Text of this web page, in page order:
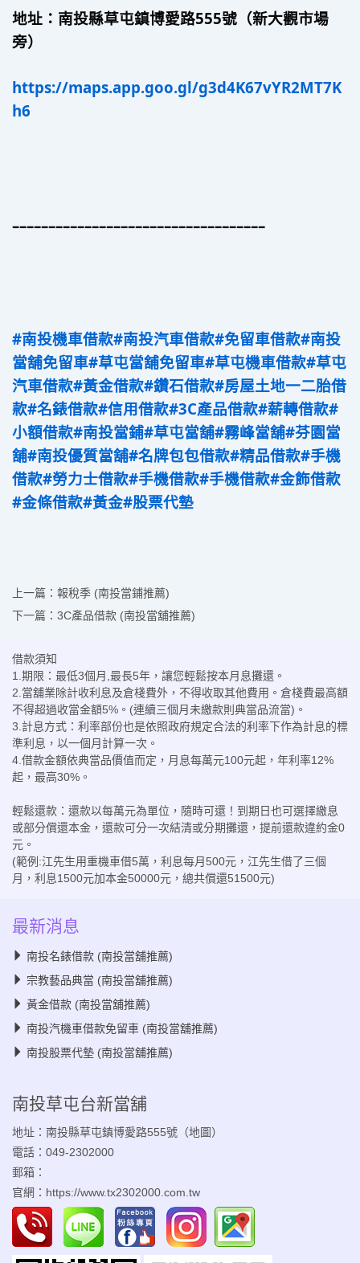
地址：南投縣草屯鎮博愛路555號（新大觀市場
旁）
https://maps.app.goo.gl/g3d4K67vYR2MT7K
h6
–––––––––––––––––––––––––––––––––––
#南投機車借款#南投汽車借款#免留車借款#南投
當舖免留車#草屯當舖免留車#草屯機車借款#草屯
汽車借款#黃金借款#鑽石借款#房屋土地一二胎借
款#名錶借款#信用借款#3C產品借款#薪轉借款#
小額借款#南投當鋪#草屯當舖#霧峰當舖#芬園當
舖#南投優質當舖#名牌包包借款#精品借款#手機
借款#勞力士借款#手機借款#手機借款#金飾借款
#金條借款#黃金#股票代墊
上一篇： 報稅季 (南投當鋪推薦)
下一篇： 3C產品借款 (南投當舖推薦)
借款須知
1.期限：最低3個月,最長5年，讓您輕鬆按本月息攤還。
2.當舖業除計收利息及倉棧費外，不得收取其他費用。倉棧費最高額
不得超過收當金額5%。(連續三個月未繳款則典當品流當)。
3.計息方式：利率部份也是依照政府規定合法的利率下作為計息的標
準利息，以一個月計算一次。
4.借款金額依典當品價值而定，月息每萬元100元起，年利率12%
起，最高30%。
輕鬆還款：還款以每萬元為單位，隨時可還！到期日也可選擇繳息
或部分償還本金，還款可分一次結清或分期攤還，提前還款違約金0
元。
(範例:江先生用重機車借5萬，利息每月500元，江先生借了三個
月，利息1500元加本金50000元，總共償還51500元)
最新消息
南投名錶借款 (南投當舖推薦)
宗教藝品典當 (南投當舖推薦)
黃金借款 (南投當舖推薦)
南投汽機車借款免留車 (南投當舖推薦)
南投股票代墊 (南投當舖推薦)
南投草屯台新當舖
地址：南投縣草屯鎮博愛路555號（地圖）
電話：049-2302000
郵箱：
官網： https://www.tx2302000.com.tw